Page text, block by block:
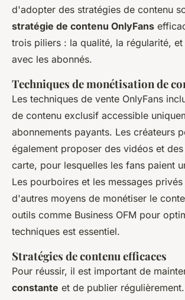
d'adopter des stratégies de contenu
stratégie de contenu OnlyFans
trois piliers : la qualité, la régularité,
avec les abonnés.
Techniques de monétisation de
Les techniques de vente OnlyFans
de contenu exclusif accessible
abonnements payants. Les créateurs
également proposer des vidéos et
carte, pour lesquelles les fans paient
Les pourboires et les messages
d'autres moyens de monétiser le
outils comme Business OFM pour
techniques est essentiel.
Stratégies de contenu efficaces
Pour réussir, il est important de
constante et de publier